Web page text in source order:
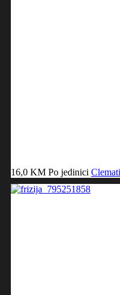
16,0 KM Po jedinici